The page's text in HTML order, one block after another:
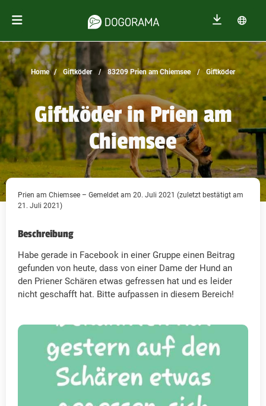
Home Giftköder 83209 Prien am Chiemsee Giftköder
Giftköder in Prien am
Chiemsee
Prien am Chiemsee – Gemeldet am 20. Juli 2021 (zuletzt bestätigt am
21. Juli 2021)
Beschreibung
Habe gerade in Facebook in einer Gruppe einen Beitrag
gefunden von heute, dass von einer Dame der Hund an
den Priener Schären etwas gefressen hat und es leider
nicht geschafft hat. Bitte aufpassen in diesem Bereich!